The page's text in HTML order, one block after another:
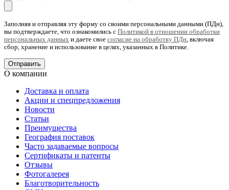
Заполняя и отправляя эту форму со своими персональными данными (ПДн),
вы подтверждаете, что ознакомились с Политикой в отношении обработки
персональных данных и даете свое согласие на обработку ПДн, включая
сбор, хранение и использование в целях, указанных в Политике.
О компании
Доставка и оплата
Акции и спецпредложения
Новости
Статьи
Преимущества
География поставок
Часто задаваемые вопросы
Сертификаты и патенты
Отзывы
Фотогалерея
Благотворительность